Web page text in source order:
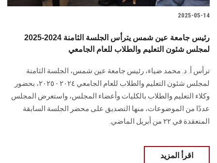
الزائـرون
سجل الان
2025-05-14
2025-2024 رئيس جامعة عين شمس يترأس الجلسة الثامنة
لمجلس شئون التعليم والطلاب للعام الجامعي
ترأس أ. د. محمد ضياء، رئيس جامعة عين شمس، الجلسة الثامنة
لمجلس شئون التعليم والطلاب للعام الجامعي ٢٠٢٤ - ٢٠٢٥، بحضور
وكلاء التعليم والطلاب بالكليات وأعضاء المجلس، واستعرض المجلس
عددًا من الموضوعات، منها التصديق على محضر الجلسة السابقة
المنعقدة في ٢٢ من أبريل الماضي.
اقرأ المزيد